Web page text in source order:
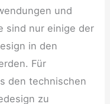
und
sind nur einige der
in den
Für
den technischen
zu